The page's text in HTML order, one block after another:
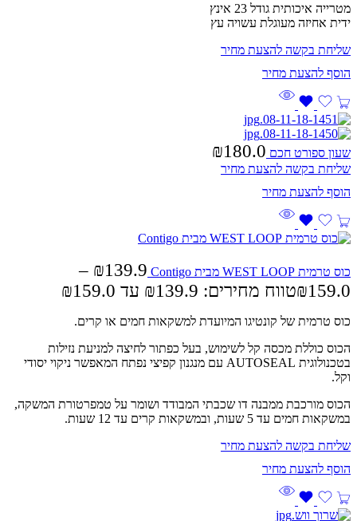
מטרייה איכותית גודל 23 אינץ
ידית אחיזה מעוגלת עשויה עץ
שליחת בקשה להצעת מחיר
שעון ספורט חכם ₪180.0
שליחת בקשה להצעת מחיר
כוס טרמית WEST LOOP מבית Contigo ₪139.9
–
₪159.0 טווח מחירים: ⁦₪139.9⁩ עד ⁦₪159.0⁩
כוס טרמית של קונטיגו המיועדת למשקאות חמים או קרים.
הכוס כוללת מכסה קל לשימוש, בעל כפתור לחיצה למניעת נזילות
בטכנולוגית AUTOSEAL עם מנגנון קפיצי נפתח המאפשר ניקוי יסודי
וקל.
הכוס מורכבת ממבנה דו שכבתי המבודד ושומר על טמפרטורת המשקה,
במשקאות חמים עד 5 שעות, ובמשקאות קרים עד 12 שעות.
שליחת בקשה להצעת מחיר